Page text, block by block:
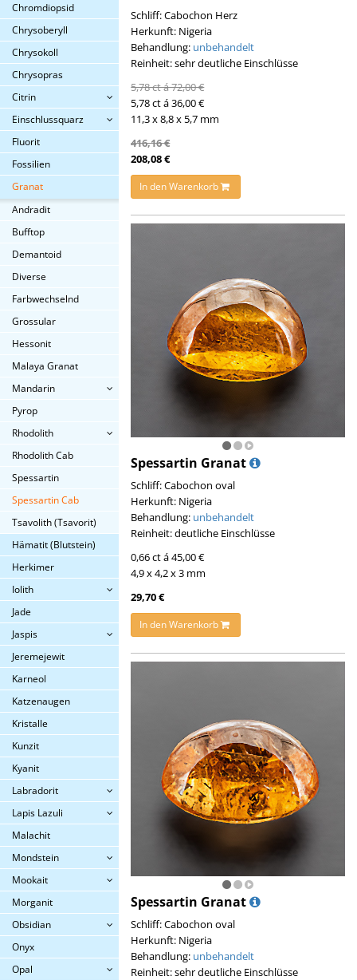
Chromdiopsid
Chrysoberyll
Chrysokoll
Chrysopras
Citrin
Einschlussquarz
Fluorit
Fossilien
Granat
Andradit
Bufftop
Demantoid
Diverse
Farbwechselnd
Grossular
Hessonit
Malaya Granat
Mandarin
Pyrop
Rhodolith
Rhodolith Cab
Spessartin
Spessartin Cab
Tsavolith (Tsavorit)
Hämatit (Blutstein)
Herkimer
Iolith
Jade
Jaspis
Jeremejewit
Karneol
Katzenaugen
Kristalle
Kunzit
Kyanit
Labradorit
Lapis Lazuli
Malachit
Mondstein
Mookait
Morganit
Obsidian
Onyx
Opal
Schliff: Cabochon Herz
Herkunft: Nigeria
Behandlung: unbehandelt
Reinheit: sehr deutliche Einschlüsse
5,78 ct á 72,00 €
5,78 ct á 36,00 €
11,3 x 8,8 x 5,7 mm
416,16 €
208,08 €
In den Warenkorb
Spessartin Granat
Schliff: Cabochon oval
Herkunft: Nigeria
Behandlung: unbehandelt
Reinheit: deutliche Einschlüsse
0,66 ct á 45,00 €
4,9 x 4,2 x 3 mm
29,70 €
In den Warenkorb
Spessartin Granat
Schliff: Cabochon oval
Herkunft: Nigeria
Behandlung: unbehandelt
Reinheit: sehr deutliche Einschlüsse